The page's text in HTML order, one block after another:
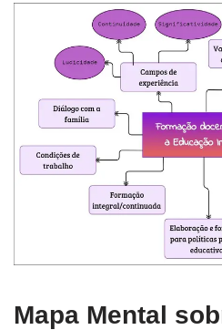
Mapa Mental